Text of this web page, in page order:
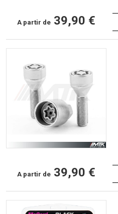
A partir de 39,90 €
A partir de 39,90 €